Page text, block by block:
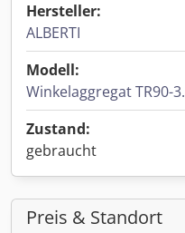
Hersteller:
ALBERTI
Modell:
Winkelaggregat TR90-
Zustand:
gebraucht
Preis & Standort